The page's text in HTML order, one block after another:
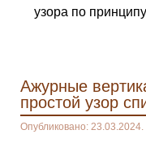
узора по
Ажурные
простой узор
Опубликовано: